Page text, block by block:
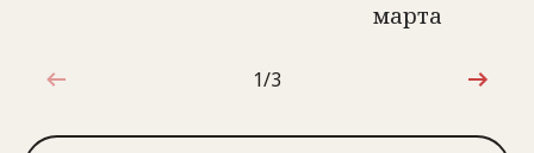
марта
1 из 3
1/3